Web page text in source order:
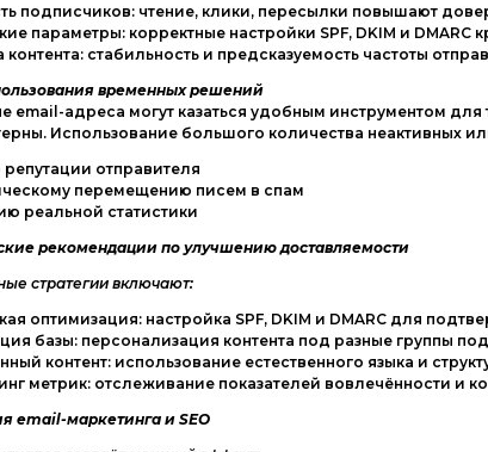
подписчиков: чтение, клики, пересылки повышают
параметры: корректные настройки SPF, DKIM и DMARC
контента: стабильность и предсказуемость частоты
временных решений
email-адреса могут казаться удобным инструментом
Использование большого количества неактивных
отправителя
перемещению писем в спам
реальной статистики
рекомендации по улучшению доставляемости
стратегии включают:
оптимизация: настройка SPF, DKIM и DMARC для
базы: персонализация контента под разные группы
контент: использование естественного языка и
метрик: отслеживание показателей вовлечённости и
email-маркетинга и SEO